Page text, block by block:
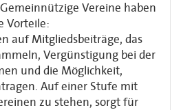
Vereine haben
Vorteile:
auf Mitgliedsbeiträge, das
Vergünstigung bei der
und die Möglichkeit,
Auf einer Stufe mit
zu stehen, sorgt für